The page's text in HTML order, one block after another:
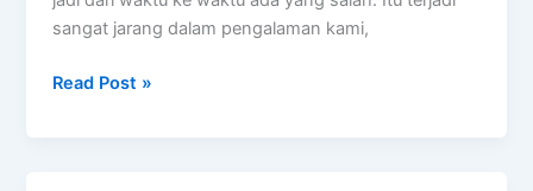
sangat jarang dalam pengalaman kami,
Cara
Read Post »